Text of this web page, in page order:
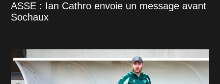
ASSE : Ian Cathro envoie un message avant
Sochaux